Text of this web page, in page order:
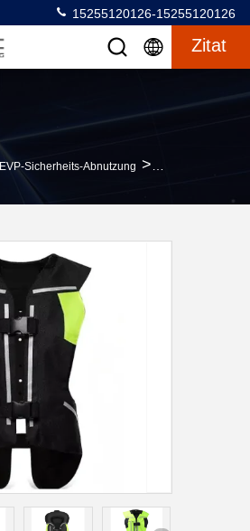
15255120126-15255120126
Zitat
EVP-Sicherheits-Abnutzung >